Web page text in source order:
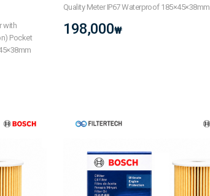
with
Pocket
Quality Meter IP67 Waterproof 185×45×38mm
198,000₩